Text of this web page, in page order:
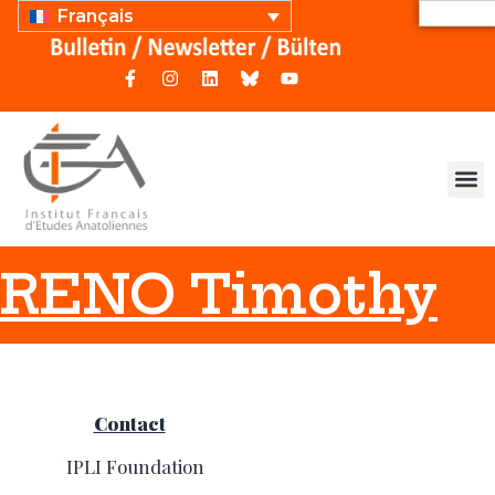
Français
RENO Timothy
Contact
IPLI Foundation